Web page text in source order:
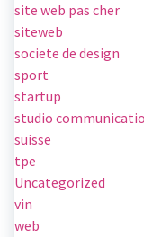
site web pas cher
siteweb
societe de design
sport
startup
studio
suisse
tpe
Uncategorized
vin
web